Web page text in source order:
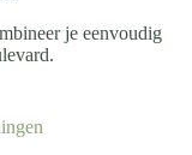
je eenvoudig